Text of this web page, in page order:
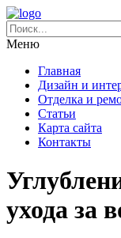
Меню
Главная
Дизайн и
Отделка и
Статьи
Карта сайта
Контакты
ухода за